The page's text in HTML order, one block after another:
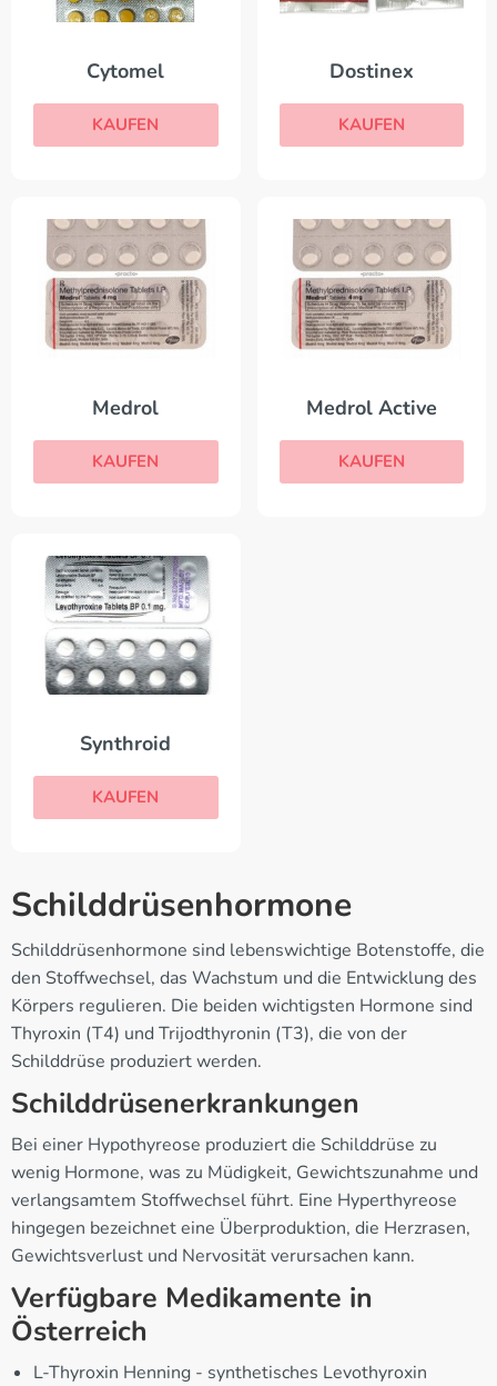
Cytomel
KAUFEN
Dostinex
KAUFEN
Medrol
KAUFEN
Medrol Active
KAUFEN
Synthroid
KAUFEN
Schilddrüsenhormone
Schilddrüsenhormone sind lebenswichtige Botenstoffe, die
den Stoffwechsel, das Wachstum und die Entwicklung des
Körpers regulieren. Die beiden wichtigsten Hormone sind
Thyroxin (T4) und Trijodthyronin (T3), die von der
Schilddrüse produziert werden.
Schilddrüsenerkrankungen
Bei einer Hypothyreose produziert die Schilddrüse zu
wenig Hormone, was zu Müdigkeit, Gewichtszunahme und
verlangsamtem Stoffwechsel führt. Eine Hyperthyreose
hingegen bezeichnet eine Überproduktion, die Herzrasen,
Gewichtsverlust und Nervosität verursachen kann.
Verfügbare Medikamente in
Österreich
L-Thyroxin Henning - synthetisches Levothyroxin